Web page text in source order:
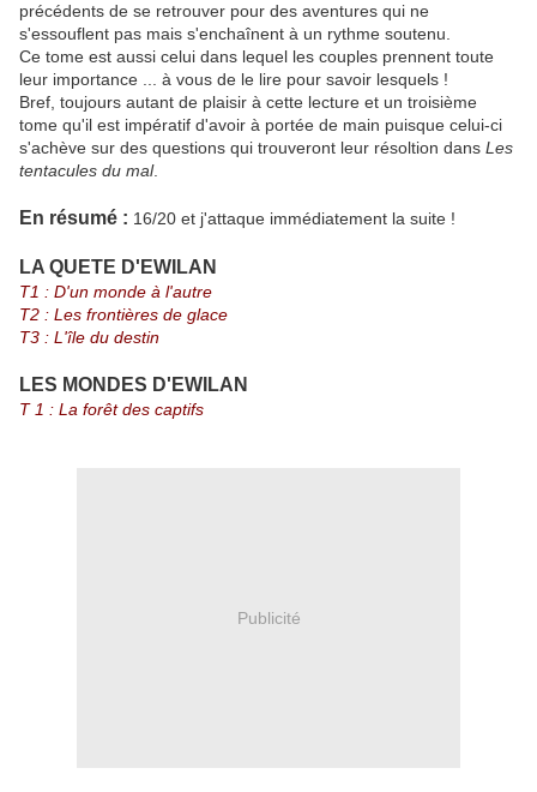
précédents de se retrouver pour des aventures qui ne
s'essouflent pas mais s'enchaînent à un rythme soutenu.
Ce tome est aussi celui dans lequel les couples prennent toute
leur importance ... à vous de le lire pour savoir lesquels !
Bref, toujours autant de plaisir à cette lecture et un troisième
tome qu'il est impératif d'avoir à portée de main puisque celui-ci
s'achève sur des questions qui trouveront leur résoltion dans Les
tentacules du mal.
En résumé : 16/20 et j'attaque immédiatement la suite !
LA QUETE D'EWILAN
T1 : D'un monde à l'autre
T2 : Les frontières de glace
T3 : L'île du destin
LES MONDES D'EWILAN
T 1 : La forêt des captifs
Publicité